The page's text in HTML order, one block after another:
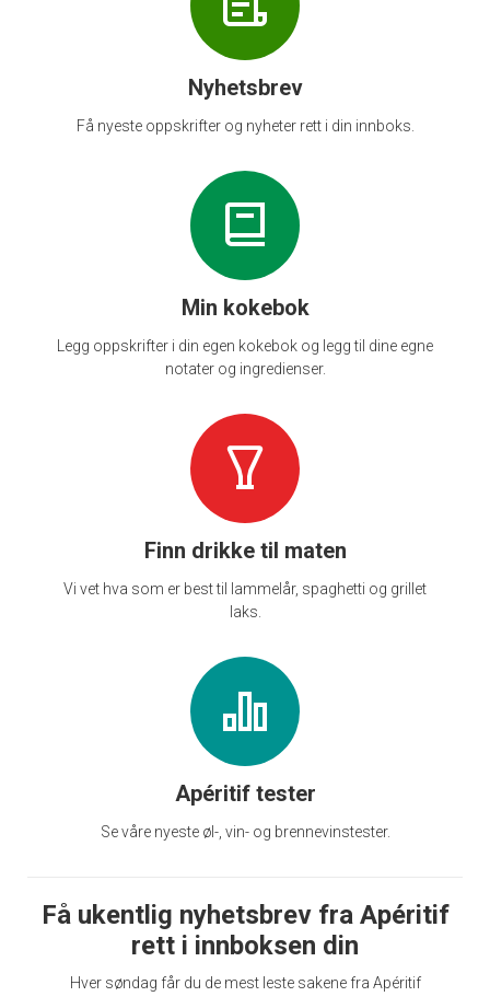
Nyhetsbrev
Få nyeste oppskrifter og nyheter rett i din innboks.
Min kokebok
Legg oppskrifter i din egen kokebok og legg til dine egne
notater og ingredienser.
Finn drikke til maten
Vi vet hva som er best til lammelår, spaghetti og grillet
laks.
Apéritif tester
Se våre nyeste øl-, vin- og brennevinstester.
Få ukentlig nyhetsbrev fra Apéritif
rett i innboksen din
Hver søndag får du de mest leste sakene fra Apéritif